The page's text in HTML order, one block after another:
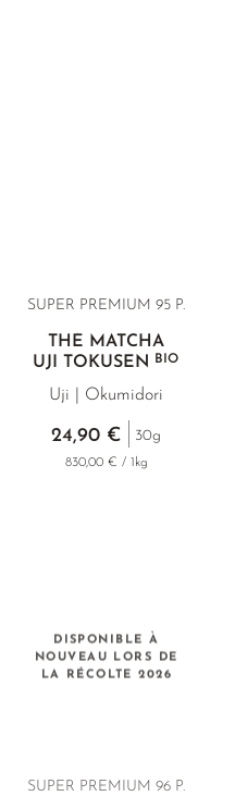
SUPER PREMIUM 95 P.
THÉ MATCHA
UJI TOKUSENBIO
Uji | Okumidori
24,90 € 30g
830,00 € / 1kg
DISPONIBLE À
NOUVEAU LORS DE
LA RÉCOLTE 2026
SUPER PREMIUM 96 P.